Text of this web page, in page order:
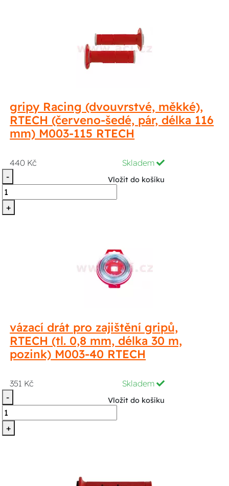
gripy Racing (dvouvrstvé, měkké),
RTECH (červeno-šedé, pár, délka 116
mm) M003-115 RTECH
440 Kč
Skladem
-
+
Vložit do košíku
vázací drát pro zajištění gripů,
RTECH (tl. 0,8 mm, délka 30 m,
pozink) M003-40 RTECH
351 Kč
Skladem
-
+
Vložit do košíku